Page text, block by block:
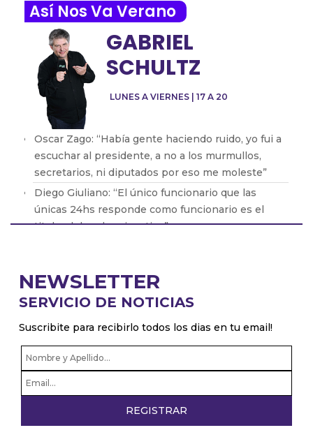
Así Nos Va Verano
LUNES A VIERNES | 17 A 20
GABRIEL
SCHULTZ
Oscar Zago: “Había gente haciendo ruido, yo fui a
escuchar al presidente, a no a los murmullos,
secretarios, ni diputados por eso me moleste”
Diego Giuliano: “El único funcionario que las
únicas 24hs responde como funcionario es el
titular del poder ejecutivo”
Patricio Giusto: “Hice una nota crítica sobre Milei
con datos objetivos y a la tarde me la borraron de
Pablo Juliano: “Los radicales con peluca
confirman que no sirven para nada”
NEWSLETTER
SERVICIO DE NOTICIAS
Suscribite para recibirlo todos los dias en tu email!